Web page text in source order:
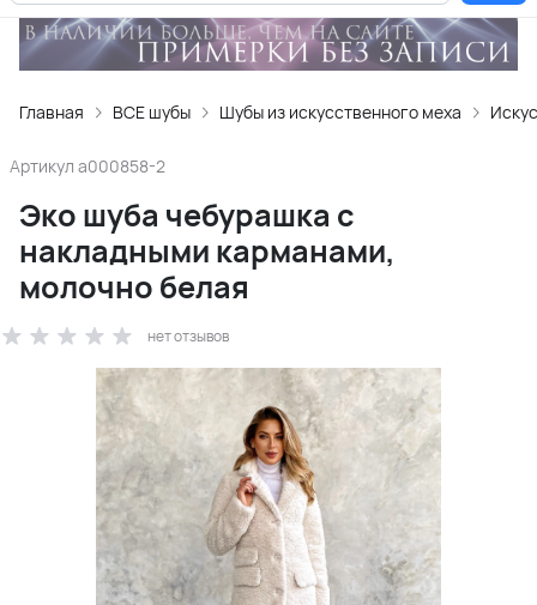
Главная ВСЕ шубы Шубы из искусственного меха
Артикул a000858-2
Эко шуба чебурашка с
накладными карманами,
молочно белая
нет отзывов